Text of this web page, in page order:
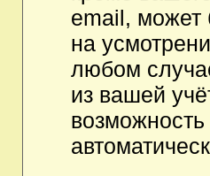
email, может
на
любом
из вашей